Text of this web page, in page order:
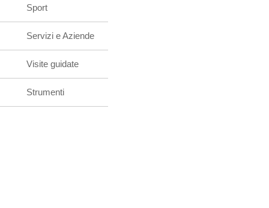
Sport
Servizi e Aziende
Visite guidate
Strumenti